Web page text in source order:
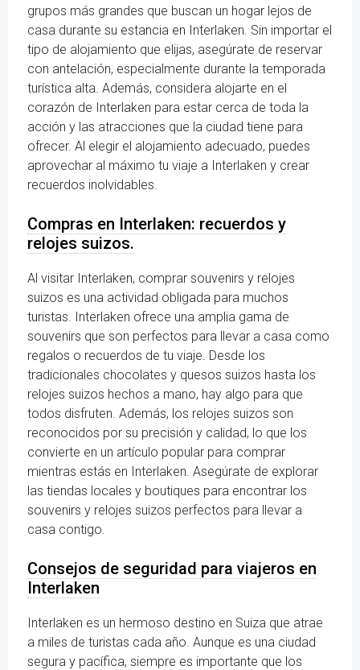
grupos más grandes que buscan un hogar lejos de
casa durante su estancia en Interlaken. Sin importar el
tipo de alojamiento que elijas, asegúrate de reservar
con antelación, especialmente durante la temporada
turística alta. Además, considera alojarte en el
corazón de Interlaken para estar cerca de toda la
acción y las atracciones que la ciudad tiene para
ofrecer. Al elegir el alojamiento adecuado, puedes
aprovechar al máximo tu viaje a Interlaken y crear
recuerdos inolvidables.
Compras en Interlaken: recuerdos y
relojes suizos.
Al visitar Interlaken, comprar souvenirs y relojes
suizos es una actividad obligada para muchos
turistas. Interlaken ofrece una amplia gama de
souvenirs que son perfectos para llevar a casa como
regalos o recuerdos de tu viaje. Desde los
tradicionales chocolates y quesos suizos hasta los
relojes suizos hechos a mano, hay algo para que
todos disfruten. Además, los relojes suizos son
reconocidos por su precisión y calidad, lo que los
convierte en un artículo popular para comprar
mientras estás en Interlaken. Asegúrate de explorar
las tiendas locales y boutiques para encontrar los
souvenirs y relojes suizos perfectos para llevar a
casa contigo.
Consejos de seguridad para viajeros en
Interlaken
Interlaken es un hermoso destino en Suiza que atrae
a miles de turistas cada año. Aunque es una ciudad
segura y pacífica, siempre es importante que los